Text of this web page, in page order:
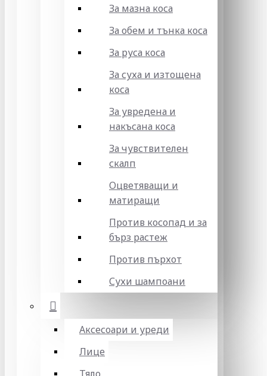
За мазна коса
За обем и тънка коса
За руса коса
За суха и изтощена
коса
За увредена и
накъсана коса
За чувствителен
скалп
Оцветяващи и
матиращи
Против косопад и за
бърз растеж
Против пърхот
Сухи шампоани
Аксесоари и уреди
Лице